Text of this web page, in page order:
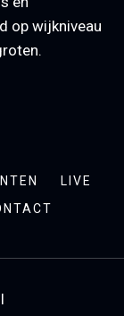
op wijkniveau
LIVE